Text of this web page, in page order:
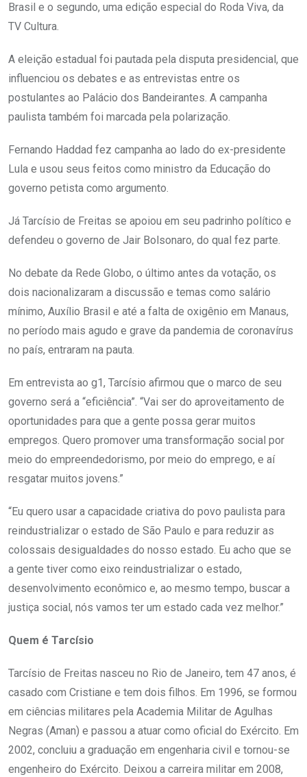
Brasil e o segundo, uma edição especial do Roda Viva, da
TV Cultura.
A eleição estadual foi pautada pela disputa presidencial, que
influenciou os debates e as entrevistas entre os
postulantes ao Palácio dos Bandeirantes. A campanha
paulista também foi marcada pela polarização.
Fernando Haddad fez campanha ao lado do ex-presidente
Lula e usou seus feitos como ministro da Educação do
governo petista como argumento.
Já Tarcísio de Freitas se apoiou em seu padrinho político e
defendeu o governo de Jair Bolsonaro, do qual fez parte.
No debate da Rede Globo, o último antes da votação, os
dois nacionalizaram a discussão e temas como salário
mínimo, Auxílio Brasil e até a falta de oxigênio em Manaus,
no período mais agudo e grave da pandemia de coronavírus
no país, entraram na pauta.
Em entrevista ao g1, Tarcísio afirmou que o marco de seu
governo será a “eficiência”. “Vai ser do aproveitamento de
oportunidades para que a gente possa gerar muitos
empregos. Quero promover uma transformação social por
meio do empreendedorismo, por meio do emprego, e aí
resgatar muitos jovens.”
“Eu quero usar a capacidade criativa do povo paulista para
reindustrializar o estado de São Paulo e para reduzir as
colossais desigualdades do nosso estado. Eu acho que se
a gente tiver como eixo reindustrializar o estado,
desenvolvimento econômico e, ao mesmo tempo, buscar a
justiça social, nós vamos ter um estado cada vez melhor.”
Quem é Tarcísio
Tarcísio de Freitas nasceu no Rio de Janeiro, tem 47 anos, é
casado com Cristiane e tem dois filhos. Em 1996, se formou
em ciências militares pela Academia Militar de Agulhas
Negras (Aman) e passou a atuar como oficial do Exército. Em
2002, concluiu a graduação em engenharia civil e tornou-se
engenheiro do Exército. Deixou a carreira militar em 2008,